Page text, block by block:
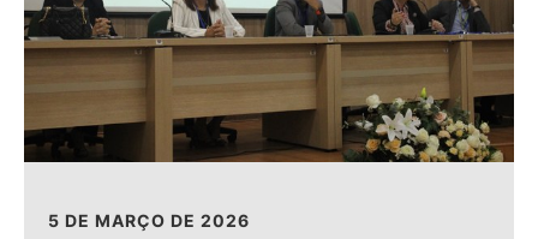
5 DE MARÇO DE 2026